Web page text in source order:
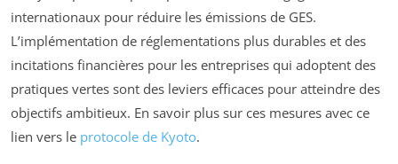
internationaux pour réduire les émissions de GES.
L’implémentation de réglementations plus durables et des
incitations financières pour les entreprises qui adoptent des
pratiques vertes sont des leviers efficaces pour atteindre des
objectifs ambitieux. En savoir plus sur ces mesures avec ce
lien vers le protocole de Kyoto.